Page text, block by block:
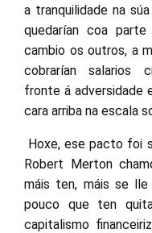
a tranquilidade na
quedarían coa
cambio os outros, a
cobrarían salarios
fronte á adversidade
cara arriba na escala
Hoxe, ese pacto foi
Robert Merton
máis ten, máis se
pouco que ten
capitalismo